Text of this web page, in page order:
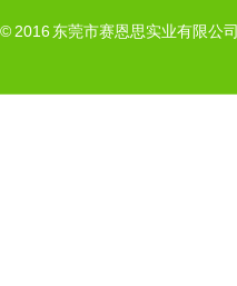
© 2016东莞市赛恩思实业有限公司